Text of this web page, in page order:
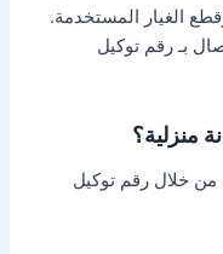
الغيار المستخدمة.
بـ رقم توكيل
من خلال رقم توكيل